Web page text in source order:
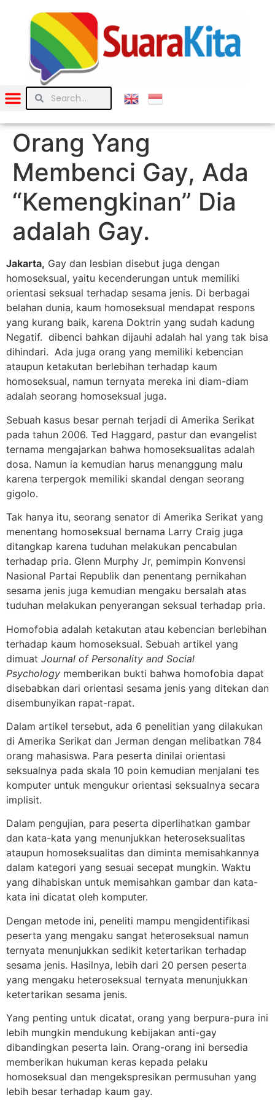
Orang Yang
Membenci Gay, Ada
“Kemengkinan” Dia
adalah Gay.
Jakarta, Gay dan lesbian disebut juga dengan
homoseksual, yaitu kecenderungan untuk memiliki
orientasi seksual terhadap sesama jenis. Di berbagai
belahan dunia, kaum homoseksual mendapat respons
yang kurang baik, karena Doktrin yang sudah kadung
Negatif. dibenci bahkan dijauhi adalah hal yang tak bisa
dihindari. Ada juga orang yang memiliki kebencian
ataupun ketakutan berlebihan terhadap kaum
homoseksual, namun ternyata mereka ini diam-diam
adalah seorang homoseksual juga.
Sebuah kasus besar pernah terjadi di Amerika Serikat
pada tahun 2006. Ted Haggard, pastur dan evangelist
ternama mengajarkan bahwa homoseksualitas adalah
dosa. Namun ia kemudian harus menanggung malu
karena terpergok memiliki skandal dengan seorang
gigolo.
Tak hanya itu, seorang senator di Amerika Serikat yang
menentang homoseksual bernama Larry Craig juga
ditangkap karena tuduhan melakukan pencabulan
terhadap pria. Glenn Murphy Jr, pemimpin Konvensi
Nasional Partai Republik dan penentang pernikahan
sesama jenis juga kemudian mengaku bersalah atas
tuduhan melakukan penyerangan seksual terhadap pria.
Homofobia adalah ketakutan atau kebencian berlebihan
terhadap kaum homoseksual. Sebuah artikel yang
dimuat Journal of Personality and Social
Psychology memberikan bukti bahwa homofobia dapat
disebabkan dari orientasi sesama jenis yang ditekan dan
disembunyikan rapat-rapat.
Dalam artikel tersebut, ada 6 penelitian yang dilakukan
di Amerika Serikat dan Jerman dengan melibatkan 784
orang mahasiswa. Para peserta dinilai orientasi
seksualnya pada skala 10 poin kemudian menjalani tes
komputer untuk mengukur orientasi seksualnya secara
implisit.
Dalam pengujian, para peserta diperlihatkan gambar
dan kata-kata yang menunjukkan heteroseksualitas
ataupun homoseksualitas dan diminta memisahkannya
dalam kategori yang sesuai secepat mungkin. Waktu
yang dihabiskan untuk memisahkan gambar dan kata-
kata ini dicatat oleh komputer.
Dengan metode ini, peneliti mampu mengidentifikasi
peserta yang mengaku sangat heteroseksual namun
ternyata menunjukkan sedikit ketertarikan terhadap
sesama jenis. Hasilnya, lebih dari 20 persen peserta
yang mengaku heteroseksual ternyata menunjukkan
ketertarikan sesama jenis.
Yang penting untuk dicatat, orang yang berpura-pura ini
lebih mungkin mendukung kebijakan anti-gay
dibandingkan peserta lain. Orang-orang ini bersedia
memberikan hukuman keras kepada pelaku
homoseksual dan mengekspresikan permusuhan yang
lebih besar terhadap kaum gay.